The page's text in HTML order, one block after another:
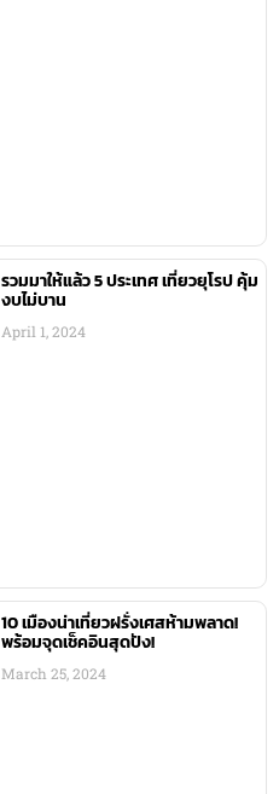
รวมมาให้แล้ว 5 ประเทศ เที่ยวยุโรป คุ้ม
งบไม่บาน
April 1, 2024
10 เมืองน่าเที่ยวฝรั่งเศสห้ามพลาด!
พร้อมจุดเช็คอินสุดปัง!
March 25, 2024